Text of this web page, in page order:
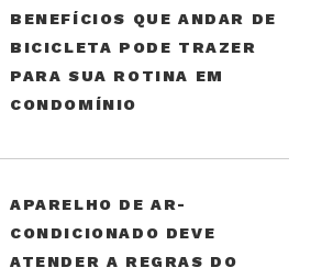
BENEFÍCIOS QUE ANDAR DE
BICICLETA PODE TRAZER
PARA SUA ROTINA EM
CONDOMÍNIO
APARELHO DE AR-
CONDICIONADO DEVE
ATENDER A REGRAS DO